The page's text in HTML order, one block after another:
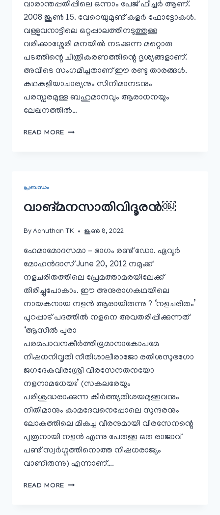
വാരാന്തപ്പതിപ്പിലെ ഒന്നാം പേജ്‌ ഫീച്ചര്‍ ആണ്‌.
2008 ജൂണ്‍ 15. വേറെയുമുണ്ട്‌ കളര്‍ ഫോട്ടോകള്‍.
വള്ളുവനാട്ടിലെ ഒറ്റപ്പാലത്തിനടുത്തുള്ള
വരിക്കാശ്ശേരി മനയില്‍ നടക്കുന്ന മറ്റൊരു
പടത്തിന്റെ ചിത്രീകരണത്തിന്റെ ദൃശ്യങ്ങളാണ്‌.
അവിടെ സംഗമിച്ചതാണ്‌ ഈ രണ്ടു താരങ്ങള്‍.
കഥകളിയാചാര്യനും സിനിമാനടനും
പരസ്പരമുള്ള ബഹുമാനവും ആരാധനയും
ലേഖനത്തില്‍…
READ MORE “ആരാ,
പ്രബന്ധം
വാങ്മനസാതിവിദൂരൻ￼
By Achuthan TK ജൂൺ 8, 2022
ഹേമാമോദസമാ – ഭാഗം രണ്ട് ഡോ. ഏവൂര്‍
മോഹന്‍‌ദാസ് June 20, 2012 നമുക്ക്‌
നളചരിതത്തിലെ പ്രേമത്താമരയിലേക്ക്‌
തിരിച്ചുപോകാം. ഈ അനുരാഗകഥയിലെ
നായകനായ നളന്‍ ആരായിരുന്നു ? ‘നളചരിതം’
പുറപ്പാട്‌ പദത്തില്‍ നളനെ അവതരിപ്പിക്കുന്നത്‌
‘ആസീല്‍ പുരാ
പരമപാവനകീര്‍ത്തിഭൂമാനാകോപമേ
നിഷധനിവൃതി നീതിശാലീരാജോ രതീശസുഭഗോ
ജഗദേകവീരഃശ്രീ വീരസേനതനയോ
നളനാമധേയഃ’ (സകലരേയും
പരിശുദ്ധരാക്കുന്ന കീര്‍ത്ത്യതിശയമുള്ളവനും
നീതിമാനും കാമദേവനെപ്പോലെ സുന്ദരനും
ലോകത്തിലെ മികച്ച വീരനുമായി വീരസേനന്റെ
പുത്രനായി നളന്‍ എന്നു പേരുള്ള ഒരു രാജാവ്‌
പണ്ട്‌ സ്വര്‍ഗ്ഗത്തിനൊത്ത നിഷധരാജ്യം
വാണിരുന്നു) എന്നാണ്‌….
READ MORE വാങ്മനസാതിവിദൂരൻ